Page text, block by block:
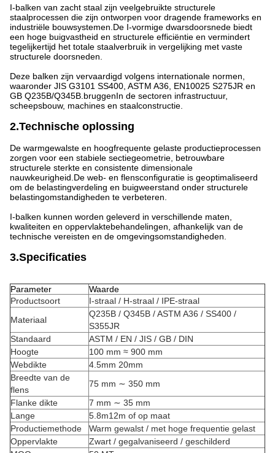
I-balken van zacht staal zijn veelgebruikte structurele
staalprocessen die zijn ontworpen voor dragende frameworks en
industriële bouwsystemen.De I-vormige dwarsdoorsnede biedt
een hoge buigvastheid en structurele efficiëntie en vermindert
tegelijkertijd het totale staalverbruik in vergelijking met vaste
structurele doorsneden.
Deze balken zijn vervaardigd volgens internationale normen,
waaronder JIS G3101 SS400, ASTM A36, EN10025 S275JR en
GB Q235B/Q345B.bruggenIn de sectoren infrastructuur,
scheepsbouw, machines en staalconstructie.
2.Technische oplossing
De warmgewalste en hoogfrequente gelaste productieprocessen
zorgen voor een stabiele sectiegeometrie, betrouwbare
structurele sterkte en consistente dimensionale
nauwkeurigheid.De web- en flensconfiguratie is geoptimaliseerd
om de belastingverdeling en buigweerstand onder structurele
belastingomstandigheden te verbeteren.
I-balken kunnen worden geleverd in verschillende maten,
kwaliteiten en oppervlaktebehandelingen, afhankelijk van de
technische vereisten en de omgevingsomstandigheden.
3.Specificaties
Parameter
Waarde
Productsoort
I-straal / H-straal / IPE-straal
Materiaal
Q235B / Q345B / ASTM A36 / SS400 /
S355JR
Standaard
ASTM / EN / JIS / GB / DIN
Hoogte
100 mm ≈ 900 mm
Webdikte
4.5mm 20mm
Breedte van de
flens
75 mm ∼ 350 mm
Flanke dikte
7 mm ∼ 35 mm
Lange
5.8m12m of op maat
Productiemethode
Warm gewalst / met hoge frequentie gelast
Oppervlakte
Zwart / gegalvaniseerd / geschilderd